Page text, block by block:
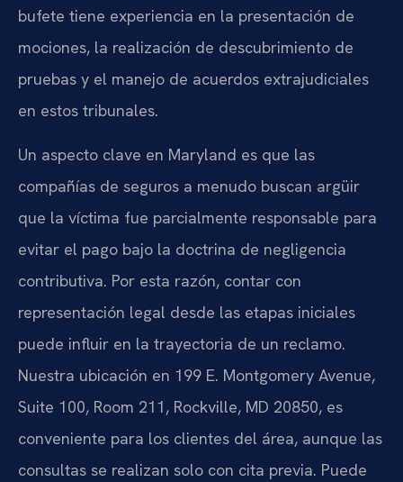
bufete tiene experiencia en la presentación de
mociones, la realización de descubrimiento de
pruebas y el manejo de acuerdos extrajudiciales
en estos tribunales.
Un aspecto clave en Maryland es que las
compañías de seguros a menudo buscan argüir
que la víctima fue parcialmente responsable para
evitar el pago bajo la doctrina de negligencia
contributiva. Por esta razón, contar con
representación legal desde las etapas iniciales
puede influir en la trayectoria de un reclamo.
Nuestra ubicación en 199 E. Montgomery Avenue,
Suite 100, Room 211, Rockville, MD 20850, es
conveniente para los clientes del área, aunque las
consultas se realizan solo con cita previa. Puede